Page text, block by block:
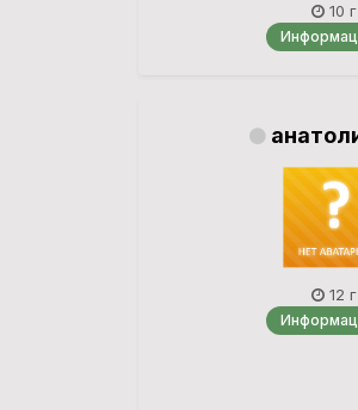
10 г
12 г